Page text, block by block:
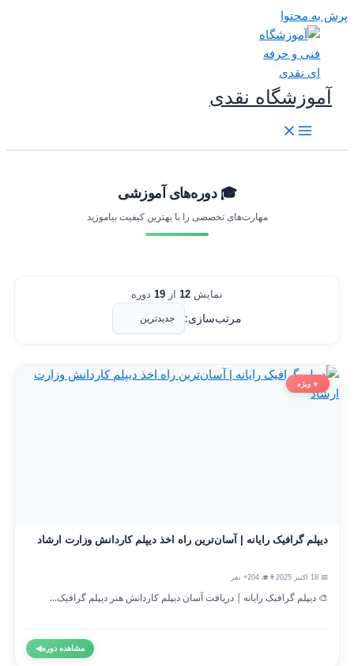
به محتوا
آموزشگاه نقدی
🎓 دوره‌های آموزشی
مهارت‌های تخصصی را با بهترین کیفیت بیاموزید
نمایش12 از 19 دوره
مرتب‌سازی:
⭐ ویژه
دیپلم گرافیک رایانه | آسان‌ترین راه اخذ دیپلم کاردانش وزارت ارشاد
👨‍🎓 204+ نفر
🎨 دیپلم گرافیک رایانه | دریافت آسان دیپلم کاردانش هنر دیپلم گرافیک...
مشاهده دوره◀